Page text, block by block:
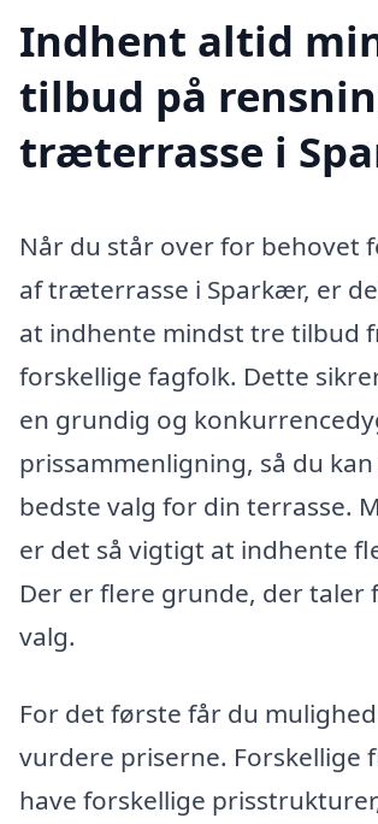
Indhent altid
tilbud på
træterrasse i
Når du står over for behovet
af træterrasse i Sparkær, er
at indhente mindst tre tilbud
forskellige fagfolk. Dette
en grundig og
prissammenligning, så du
bedste valg for din terrasse.
er det så vigtigt at indhente
Der er flere grunde, der taler
valg.
For det første får du
vurdere priserne. Forskellige
have forskellige